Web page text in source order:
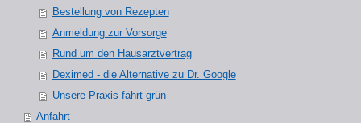
Bestellung von Rezepten
Anmeldung zur Vorsorge
Rund um den Hausarztvertrag
Deximed - die Alternative zu Dr. Google
Unsere Praxis fährt grün
Anfahrt